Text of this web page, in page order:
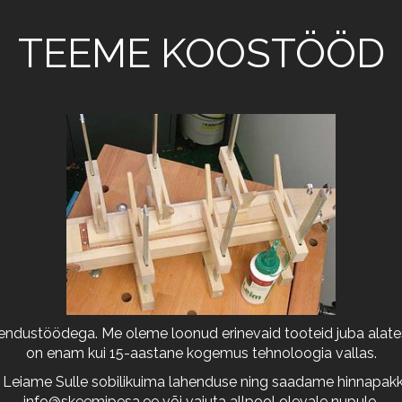
TEEME KOOSTÖÖD
Me oleme loonud erinevaid tooteid juba
on enam kui 15-aastane kogemus tehnoloogia vallas.
Sulle sobilikuima lahenduse ning saadame